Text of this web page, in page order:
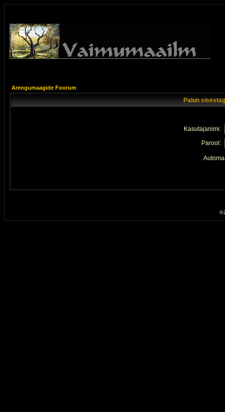
Arengumaagide Foorum
Palun
Kasutajanimi:
Parool:
©